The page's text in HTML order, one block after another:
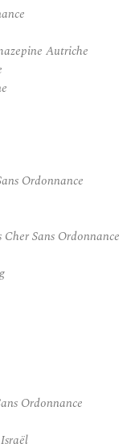
Autriche
Ordonnance
Sans Ordonnance
Ordonnance